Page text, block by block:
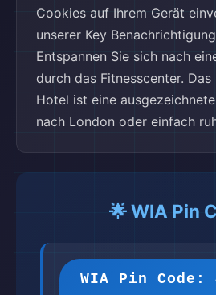
Cookies auf Ihrem Gerät
unserer Key
Entspannen Sie sich nach
durch das Fitnesscenter. Das
Hotel ist eine
nach London oder einfach
🌟 WIA Pin
WIA Pin Code: